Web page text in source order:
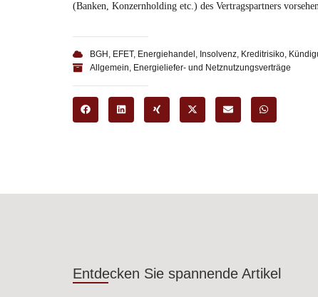
(Banken, Konzernholding etc.) des Vertragspartners
BGH EFET, Energiehandel Insolvenz Kreditrisiko
Allgemein Energieliefer- und Netznutzungsverträge
Entdecken Sie spannende Artikel